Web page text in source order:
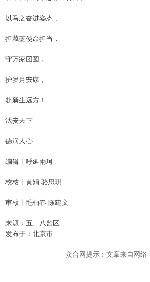
以马之奋进姿态，
担藏蓝使命担当，
守万家团圆，
护岁月安康，
赴新生远方！
法安天下
德润人心
编辑丨呼延雨珂
校核丨黄娟 骆思琪
审核丨毛柏春 陈建文
来源：五、八监区
发布于：北京市
众合网提示：文章来自网络